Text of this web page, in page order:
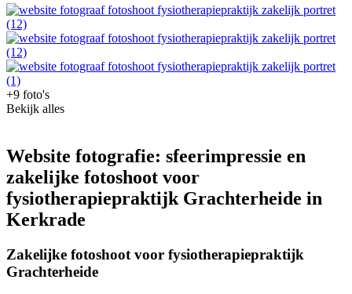
+9 foto's
Bekijk alles
Website fotografie: sfeerimpressie en
zakelijke fotoshoot voor
fysiotherapiepraktijk Grachterheide in
Kerkrade
Zakelijke fotoshoot voor fysiotherapiepraktijk
Grachterheide